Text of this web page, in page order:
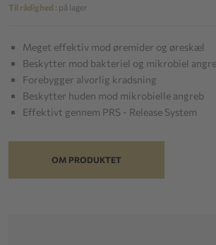
Til rådighed : på lager
Meget effektiv mod øremider og øreskæl
Beskytter mod bakteriel og mikrobiel
Forebygger alvorlig kradsning
Beskytter huden mod mikrobielle angreb
Effektivt gennem PRS - Release System
OM PRODUKTET